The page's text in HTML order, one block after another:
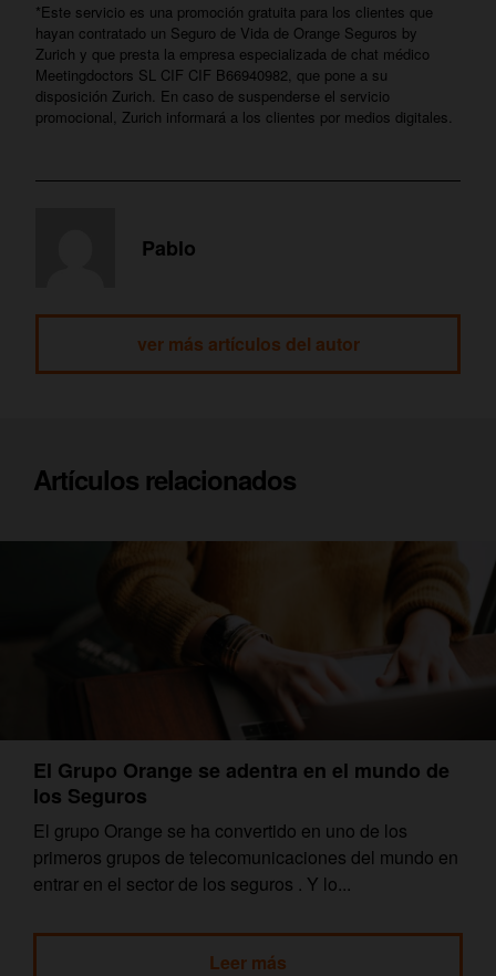
*Este servicio es una promoción gratuita para los clientes que
hayan contratado un Seguro de Vida de Orange Seguros by
Zurich y que presta la empresa especializada de chat médico
Meetingdoctors SL CIF CIF B66940982, que pone a su
disposición Zurich. En caso de suspenderse el servicio
promocional, Zurich informará a los clientes por medios digitales.
Pablo
ver más artículos del autor
Artículos relacionados
El Grupo Orange se adentra en el mundo de
los Seguros
El grupo Orange se ha convertido en uno de los
primeros grupos de telecomunicaciones del mundo en
entrar en el sector de los seguros . Y lo...
Leer más